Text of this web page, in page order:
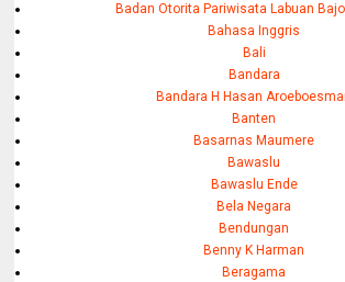
Badan Otorita Pariwisata Labuan
Bahasa Inggris
Bali
Bandara
Bandara H Hasan
Banten
Basarnas Maumere
Bawaslu
Bawaslu Ende
Bela Negara
Bendungan
Benny K Harman
Beragama